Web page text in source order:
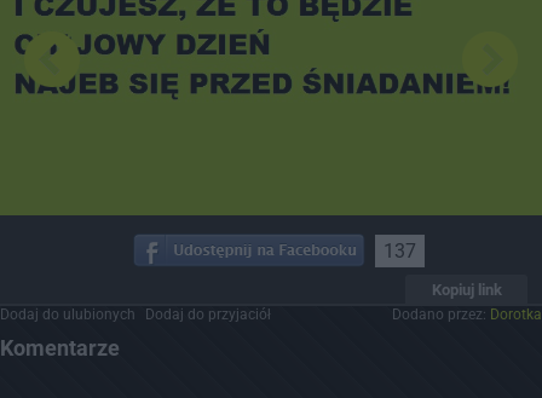
137
Kopiuj link
Dodaj do ulubionych Dodaj do przyjaciół Dodano przez: Dorotka
Komentarze